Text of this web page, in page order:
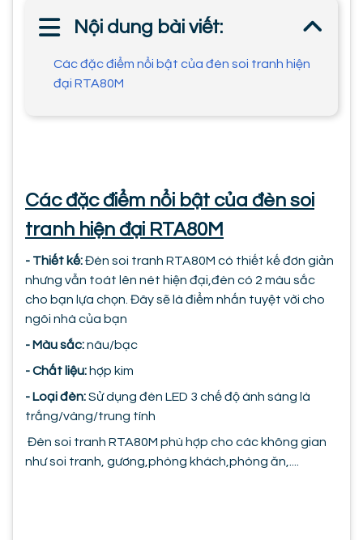
Nội dung bài viết:
Các đặc điểm nổi bật của đèn soi tranh hiện
đại RTA80M
Các đặc điểm nổi bật của đèn soi
tranh hiện đại RTA80M
- Thiết kế:Đèn soi tranh RTA80M có thiết kế đơn giản
nhưng vẫn toát lên nét hiện đại,đèn có 2 màu sắc
cho bạn lựa chọn. Đây sẽ là điểm nhấn tuyệt vời cho
ngôi nhà của bạn
- Màu sắc:nâu/bạc
- Chất liệu: hợp kim
- Loại đèn:Sử dụng đèn LED 3 chế độ ánh sáng là
trắng/vàng/trung tính
Đèn soi tranh RTA80M phù hợp cho các không gian
như soi tranh, gương,phòng khách,phòng ăn,....